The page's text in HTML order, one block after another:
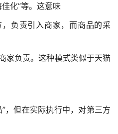
佳化”等。这意味
负责引入商家，而商品的采
家负责。这种模式类似于天猫
，但在实际执行中，对第三方